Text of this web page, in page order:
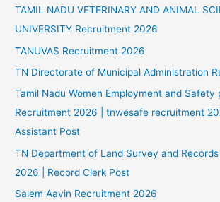
TAMIL NADU VETERINARY AND ANIMAL
UNIVERSITY Recruitment 2026
TANUVAS Recruitment 2026
TN Directorate of Municipal Administration
Tamil Nadu Women Employment and Safety
Recruitment 2026 | tnwesafe recruitment
Assistant Post
TN Department of Land Survey and
2026 | Record Clerk Post
Salem Aavin Recruitment 2026